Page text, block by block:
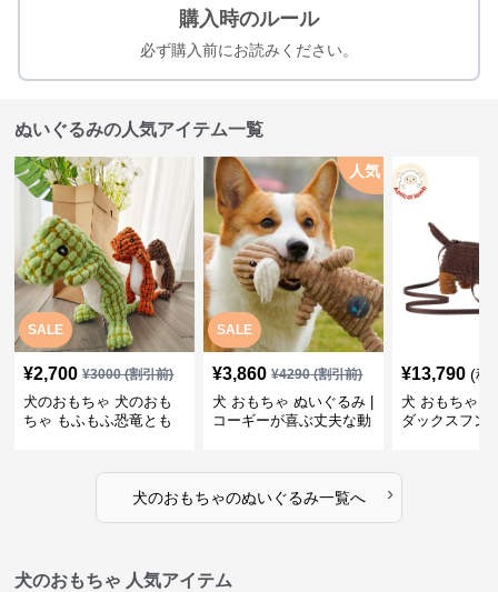
購入時のルール
必ず購入前にお読みください。
ぬいぐるみの人気アイテム一覧
SALE
¥2,700 ¥3000(割引前)
犬のおもちゃ 犬のおも
ちゃ もふもふ恐竜とも
SALE
人気
¥3,860 ¥4290(割引前)
犬 おもちゃ ぬいぐるみ |
コーギーが喜ぶ丈夫な動
¥13,790 (税
犬 おもちゃ
ダックスフン
犬のおもちゃのぬいぐるみ一覧へ ›
犬のおもちゃ 人気アイテム